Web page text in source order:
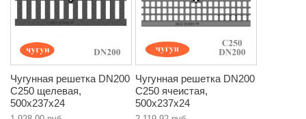
Чугунная решетка DN200
C250 щелевая,
500х237х24
Чугунная решетка DN200
C250 ячеистая,
500х237х24